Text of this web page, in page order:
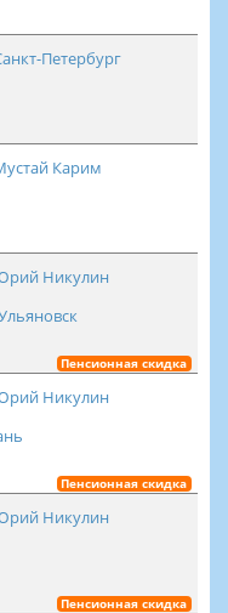
Петербург
Карим
Никулин
Пенсионная скидка
Никулин
Пенсионная скидка
Никулин
Пенсионная скидка